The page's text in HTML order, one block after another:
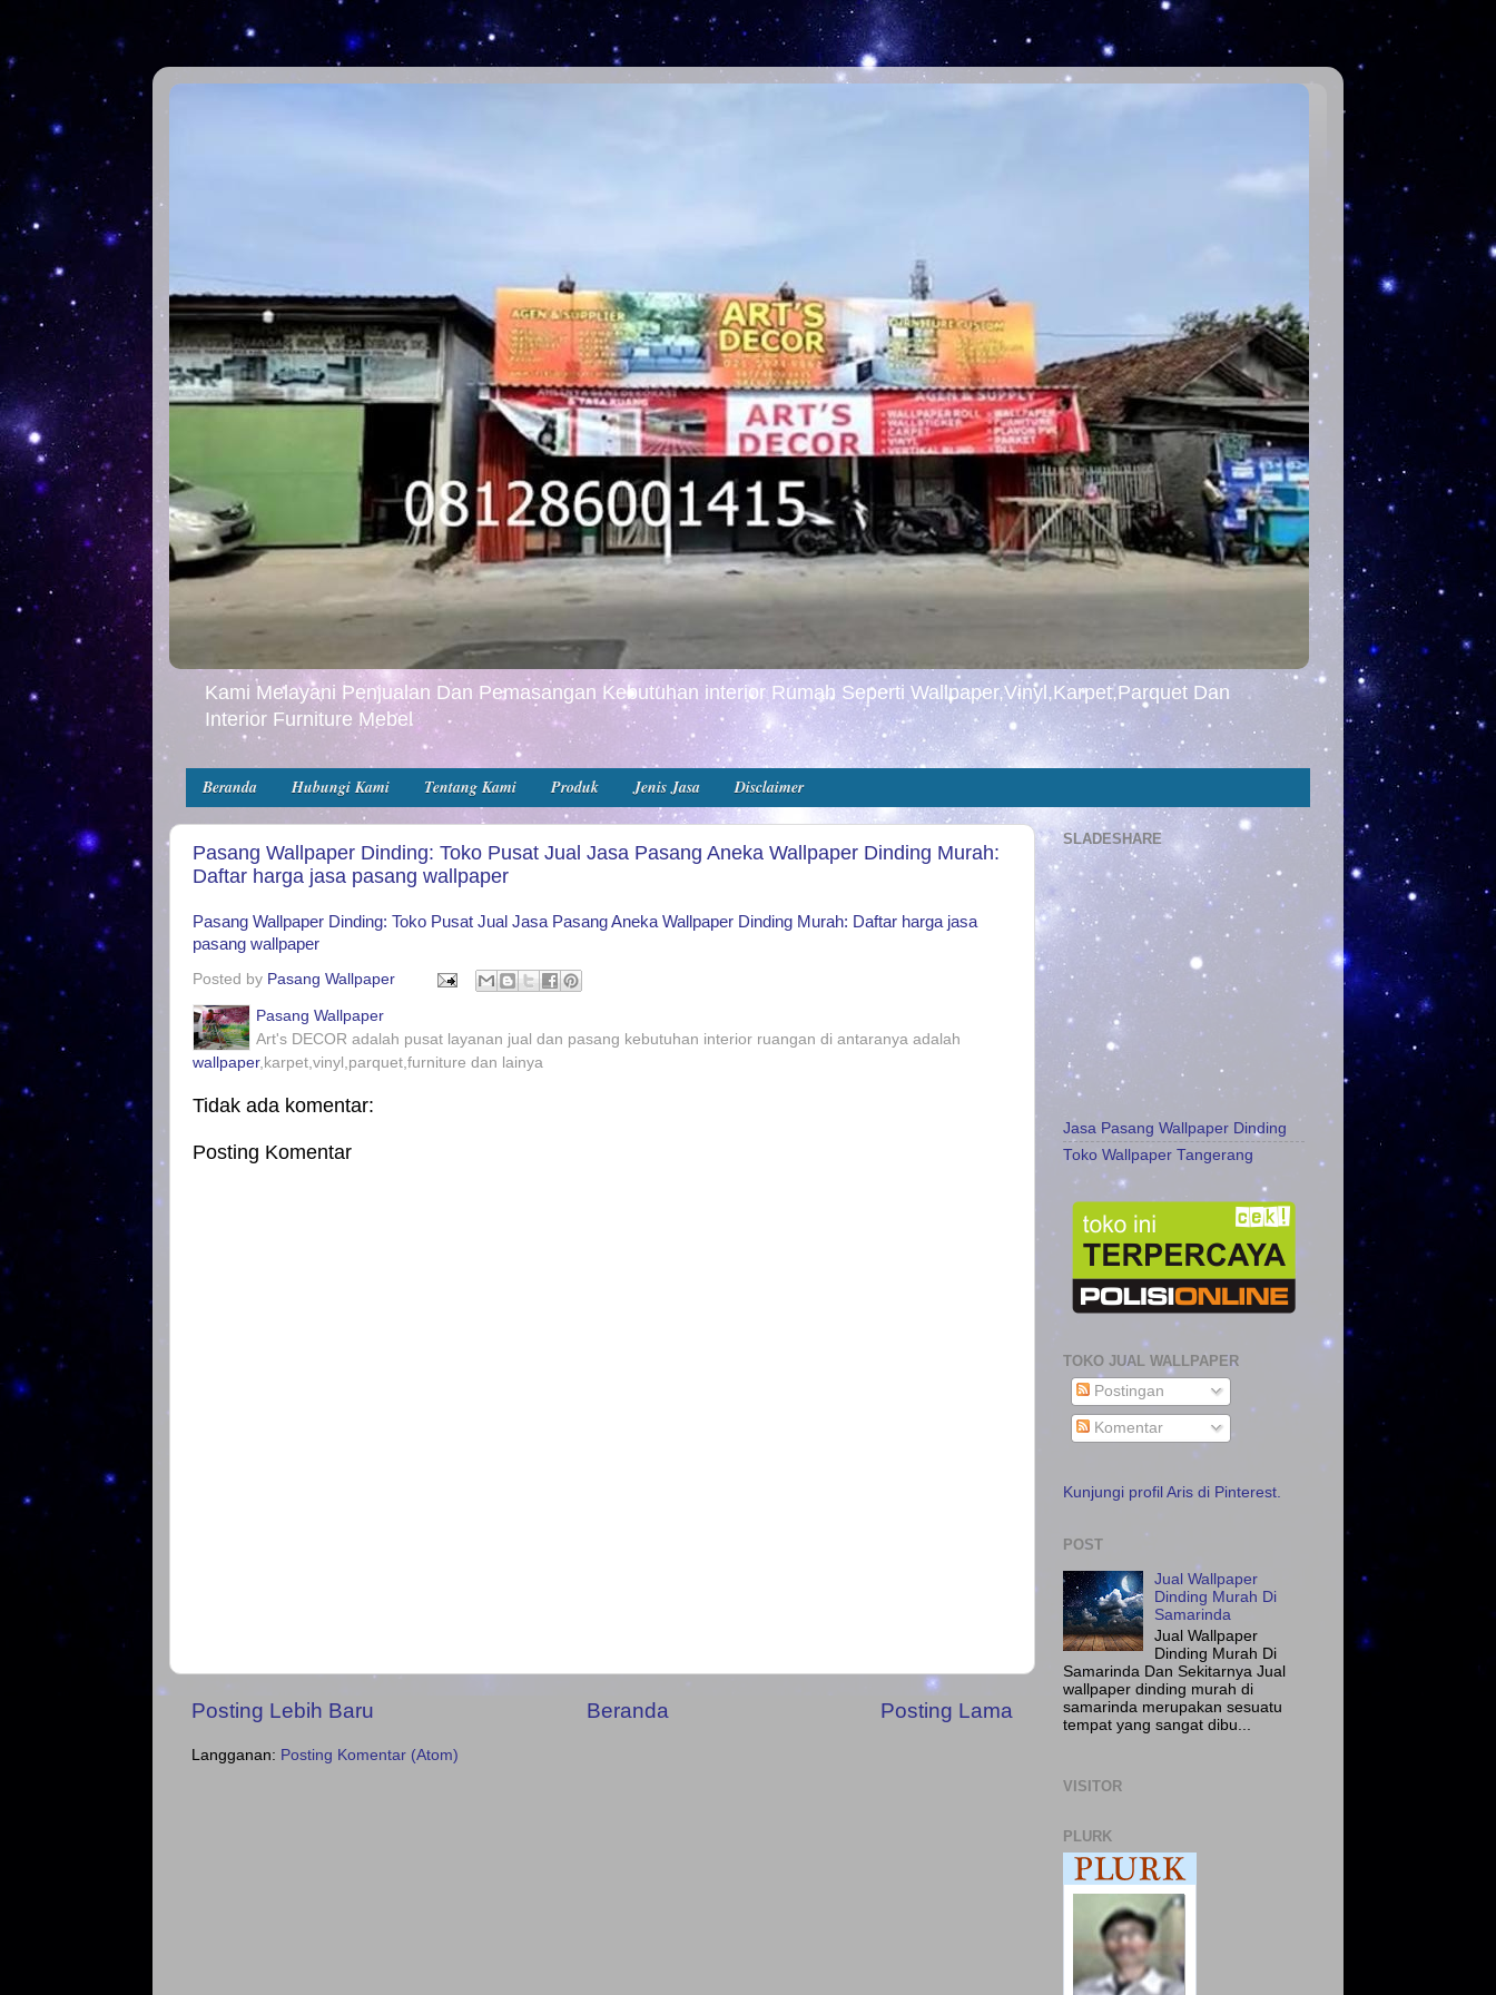
Kami Melayani Penjualan Dan Pemasangan Kebutuhan interior Rumah Seperti Wallpaper,Vinyl,Karpet,Parquet Dan
Interior Furniture Mebel
Beranda Hubungi Kami Tentang Kami Produk Jenis Jasa Disclaimer
Pasang Wallpaper Dinding: Toko Pusat Jual Jasa Pasang Aneka Wallpaper Dinding Murah:
Daftar harga jasa pasang wallpaper
Pasang Wallpaper Dinding: Toko Pusat Jual Jasa Pasang Aneka Wallpaper Dinding Murah: Daftar harga jasa
pasang wallpaper
Posted by Pasang Wallpaper
Pasang Wallpaper
Art's DECOR adalah pusat layanan jual dan pasang kebutuhan interior ruangan di antaranya adalah
wallpaper,karpet,vinyl,parquet,furniture dan lainya
Tidak ada komentar:
Posting Komentar
Posting Lebih Baru Posting Lama
Beranda
Langganan: Posting Komentar (Atom)
SLADESHARE
Jasa Pasang Wallpaper Dinding
Toko Wallpaper Tangerang
TOKO JUAL WALLPAPER
Postingan
Komentar
Kunjungi profil Aris di Pinterest.
POST
Jual Wallpaper
Dinding Murah Di
Samarinda
Jual Wallpaper
Dinding Murah Di
Samarinda Dan Sekitarnya Jual
wallpaper dinding murah di
samarinda merupakan sesuatu
tempat yang sangat dibu...
VISITOR
PLURK